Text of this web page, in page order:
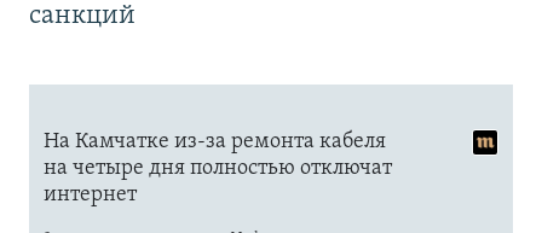
санкций